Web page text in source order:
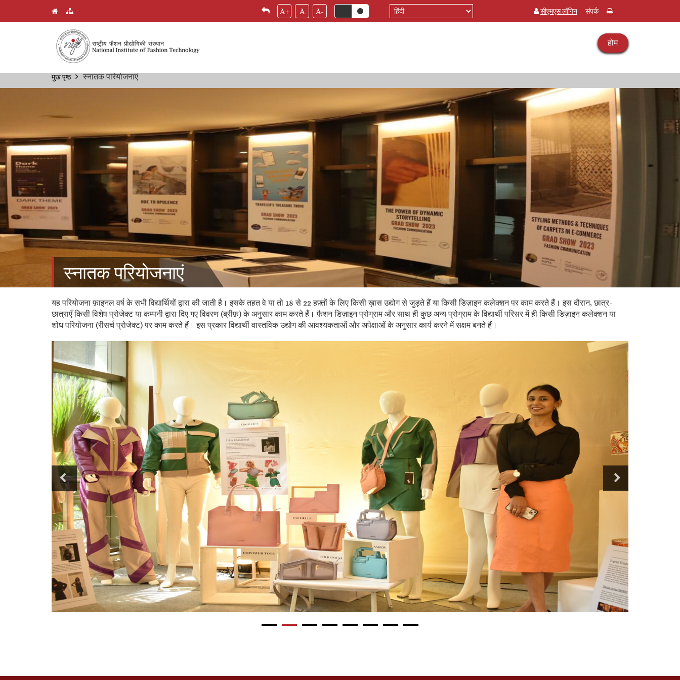
Skip
A+ A A-
Select
your
सीएमएस लॉगिन संपर्क
होम
Breadcrumb
मुख पृष्ठ स्नातक परियोजनाएं
स्नातक परियोजनाएं
यह परियोजना फ़ाइनल वर्ष के सभी विद्यार्थियों द्वारा की जाती है। इसके तहत वे या तो 18 से 22 हफ़्तों के लिए किसी ख़ास उद्योग से जुड़ते हैं या किसी डिज़ाइन कलेक्शन पर काम करते हैं। इस दौरान, छात्र-
छात्राएँ किसी विशेष प्रोजेक्ट या कम्पनी द्वारा दिए गए विवरण (ब्रीफ़) के अनुसार काम करते हैं। फैशन डिज़ाइन प्रोग्राम और साथ ही कुछ अन्य प्रोग्राम के विद्यार्थी परिसर में ही किसी डिज़ाइन कलेक्शन या
शोध परियोजना (रीसर्च प्रोजेक्ट) पर काम करते हैं। इस प्रकार विद्यार्थी वास्तविक उद्योग की आवश्यकताओं और अपेक्षाओं के अनुसार कार्य करने में सक्षम बनते हैं।